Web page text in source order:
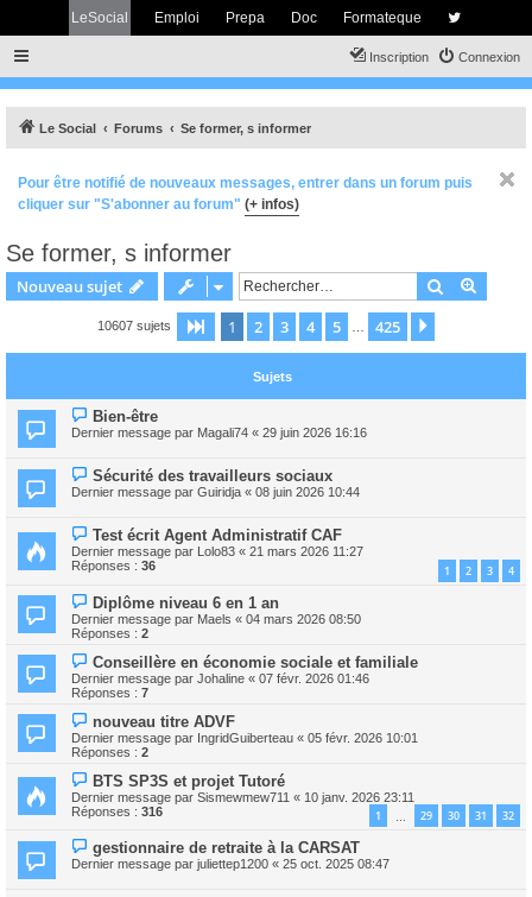
LeSocial Emploi Prepa Doc Formateque
Connexion
Inscription
Le Social Forums Se former, s informer
Pour être notifié de nouveaux messages, entrer dans un forum puis
cliquer sur "S'abonner au forum" (+ infos)
Se former, s informer
Nouveau sujet Rechercher
10607 sujets Page 1sur425
1 2 3 4 5 425
Sujets
Bien-être
Dernier message par Magali74 « 29 juin 2026 16:16
Sécurité des travailleurs sociaux
Dernier message par Guiridja « 08 juin 2026 10:44
Test écrit Agent Administratif CAF
Dernier message par Lolo83 « 21 mars 2026 11:27
Réponses : 36 1 2 3 4
Diplôme niveau 6 en 1 an
Dernier message par Maels « 04 mars 2026 08:50
Réponses : 2
Conseillère en économie sociale et familiale
Dernier message par Johaline « 07 févr. 2026 01:46
Réponses : 7
nouveau titre ADVF
Dernier message par IngridGuiberteau « 05 févr. 2026 10:01
Réponses : 2
BTS SP3S et projet Tutoré
Dernier message par Sismewmew711 « 10 janv. 2026 23:11
Réponses : 316 1 29 30 31 32
gestionnaire de retraite à la CARSAT
Dernier message par juliettep1200 « 25 oct. 2025 08:47